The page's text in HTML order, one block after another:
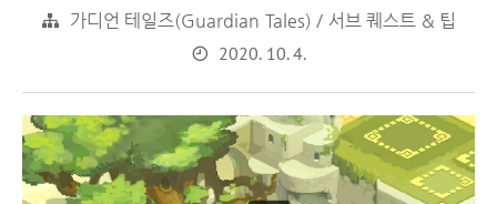
가디언 테일즈(Guardian Tales) / 서브 퀘스트 & 팁
2020. 10. 4.